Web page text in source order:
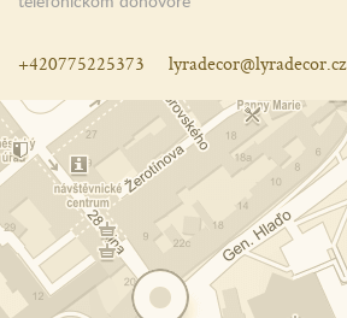
+420775225373 lyradecor@lyradecor.cz